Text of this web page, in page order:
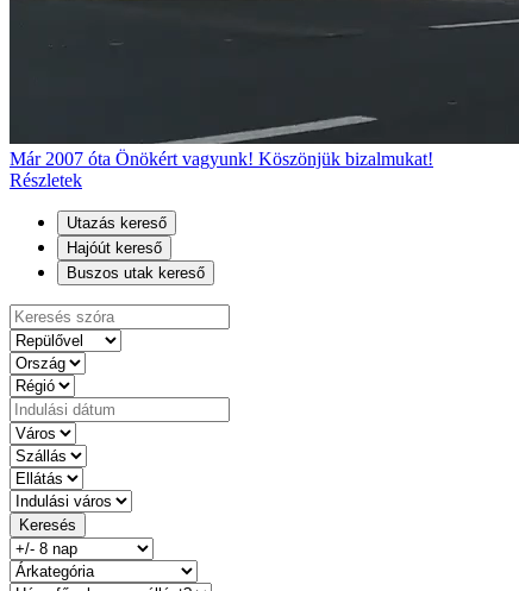
Már 2007 óta Önökért vagyunk! Köszönjük bizalmukat!
Részletek
Utazás kereső
Hajóút kereső
Buszos utak kereső
Keresés